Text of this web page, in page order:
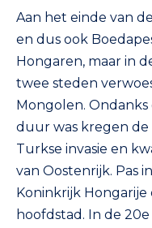
Aan het einde van
en dus ook
Hongaren, maar in
twee steden
Mongolen.
duur was kregen
Turkse invasie en
van Oostenrijk. Pas
Koninkrijk
hoofdstad. In de